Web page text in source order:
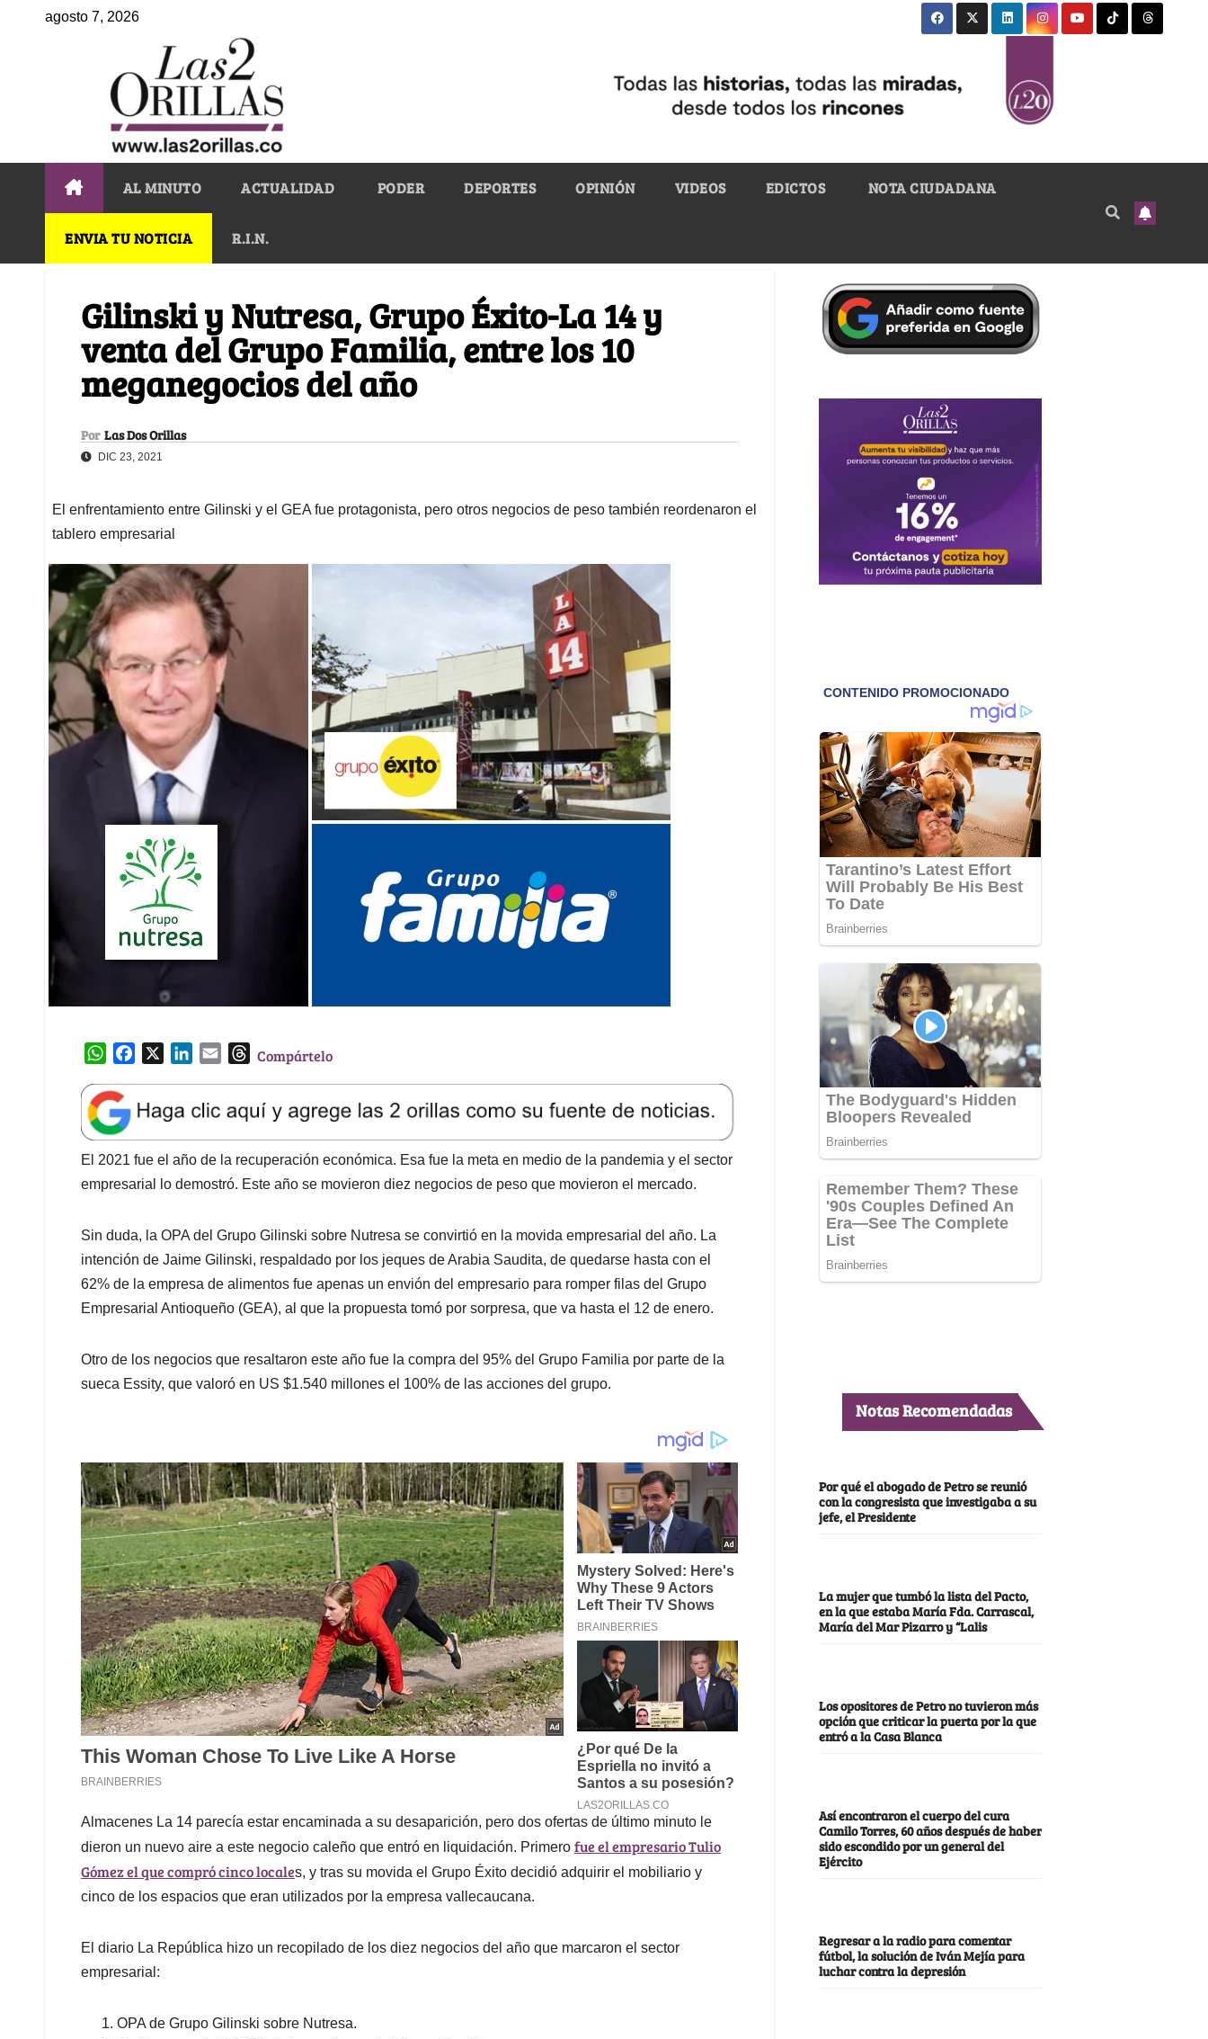
agosto 7, 2026
AL MINUTO ACTUALIDAD PODER DEPORTES OPINIÓN VIDEOS EDICTOS NOTA CIUDADANA
ENVIA TU NOTICIA R.I.N.
Gilinski y Nutresa, Grupo Éxito-La 14 y
venta del Grupo Familia, entre los 10
meganegocios del año
Por Las Dos Orillas
DIC 23, 2021
El enfrentamiento entre Gilinski y el GEA fue protagonista, pero otros negocios de peso también reordenaron el
tablero empresarial
W
a
t
s
A
p
e
b
o
o
k
e
d
I
l
T
e
a
d
s
Compártelo
El 2021 fue el año de la recuperación económica. Esa fue la meta en medio de la pandemia y el sector
empresarial lo demostró. Este año se movieron diez negocios de peso que movieron el mercado.
Sin duda, la OPA del Grupo Gilinski sobre Nutresa se convirtió en la movida empresarial del año. La
intención de Jaime Gilinski, respaldado por los jeques de Arabia Saudita, de quedarse hasta con el
62% de la empresa de alimentos fue apenas un envión del empresario para romper filas del Grupo
Empresarial Antioqueño (GEA), al que la propuesta tomó por sorpresa, que va hasta el 12 de enero.
Otro de los negocios que resaltaron este año fue la compra del 95% del Grupo Familia por parte de la
sueca Essity, que valoró en US $1.540 millones el 100% de las acciones del grupo.
Almacenes La 14 parecía estar encaminada a su desaparición, pero dos ofertas de último minuto le
dieron un nuevo aire a este negocio caleño que entró en liquidación. Primero fue el empresario Tulio
Gómez el que compró cinco locales, y tras su movida el Grupo Éxito decidió adquirir el mobiliario y
cinco de los espacios que eran utilizados por la empresa vallecaucana.
El diario La República hizo un recopilado de los diez negocios del año que marcaron el sector
empresarial:
OPA de Grupo Gilinski sobre Nutresa.
Notas Recomendadas
Por qué el abogado de Petro se reunió
con la congresista que investigaba a su
jefe, el Presidente
La mujer que tumbó la lista del Pacto,
en la que estaba María Fda. Carrascal,
María del Mar Pizarro y “Lalis
Los opositores de Petro no tuvieron más
opción que criticar la puerta por la que
entró a la Casa Blanca
Así encontraron el cuerpo del cura
Camilo Torres, 60 años después de haber
sido escondido por un general del
Ejército
Regresar a la radio para comentar
fútbol, la solución de Iván Mejía para
luchar contra la depresión